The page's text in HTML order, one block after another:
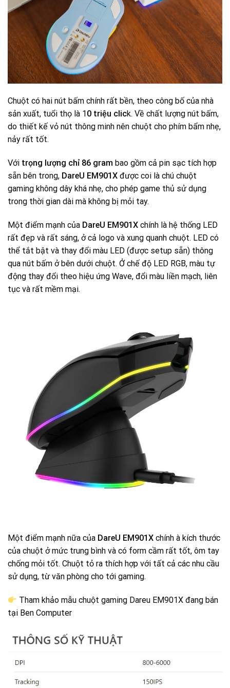
Chuột có hai nút bấm chính rất bền, theo công bố của nhà
sản xuất, tuổi thọ là 1 0 triệu click. Về chất lượng nút bấm,
do thiết kế vỏ nút thông minh nên chuột cho phím bẩm nhẹ,
nảy rất tốt.
Với trọng lượng chỉ 86 gram bao gồm cả pin sạc tích hợp
sẵn bên trong, DareU EM901X được coi là chú chuột
gaming không dây khá nhẹ, cho phép game thủ sử dụng
trong thời gian dài mà không bị mỏi tay.
Một điểm mạnh của DareU EM901X chính là hệ thống LED
rất đẹp và rất sáng, ở cả logo và xung quanh chuột. LED có
thể tắt bật và thay đổi màu LED (được setup sẵn) thông
qua nút bấm ở bên dưới chuột. Ở chế độ LED RGB, màu tự
động thay đổi theo hiệu ứng Wave, đổi màu liền mạch, liên
tục và rất mềm mại.
Một điểm mạnh nữa của DareU EM901X chính à kích thước
của chuột ở mức trung bình và có form cầm rất tốt, ôm tay
chống mỏi tốt. Chuột tỏ ra thích hợp với tất cả các nhu cầu
sử dụng, từ văn phòng cho tới gaming.
Tham khảo mẫu chuột gaming Dareu EM901X đang bán
tại Ben Computer